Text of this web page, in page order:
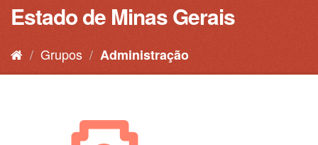
Estado de Minas Gerais
Grupos Administração